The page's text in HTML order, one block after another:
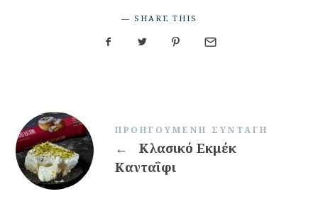
SHARE THIS
ΠΡΟΗΓΟΎΜΕΝΗ ΣΥΝΤΑΓΉ
←
Κλασικό Εκμέκ
Κανταΐφι